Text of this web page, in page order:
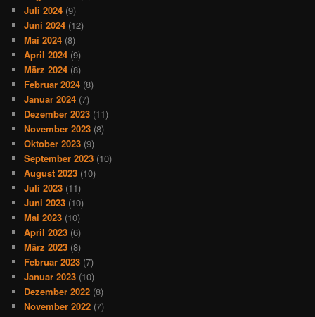
Juli 2024 (9)
Juni 2024 (12)
Mai 2024 (8)
April 2024 (9)
März 2024 (8)
Februar 2024 (8)
Januar 2024 (7)
Dezember 2023 (11)
November 2023 (8)
Oktober 2023 (9)
September 2023 (10)
August 2023 (10)
Juli 2023 (11)
Juni 2023 (10)
Mai 2023 (10)
April 2023 (6)
März 2023 (8)
Februar 2023 (7)
Januar 2023 (10)
Dezember 2022 (8)
November 2022 (7)